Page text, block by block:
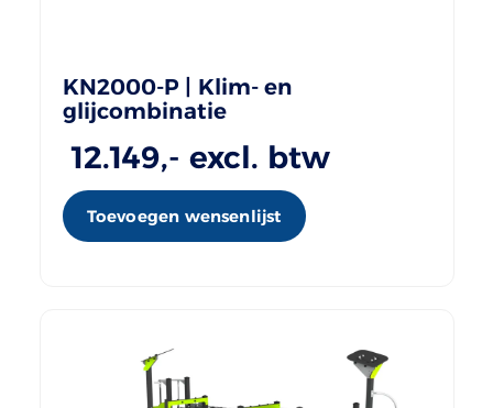
KN2000-P | Klim- en
glijcombinatie
12.149,- excl. btw
Toevoegen wensenlijst